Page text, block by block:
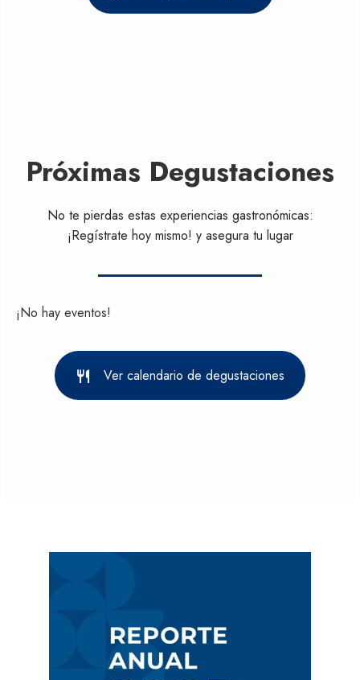
Próximas Degustaciones
No te pierdas estas experiencias gastronómicas:
¡Regístrate hoy mismo! y asegura tu lugar
¡No hay eventos!
Ver calendario de degustaciones